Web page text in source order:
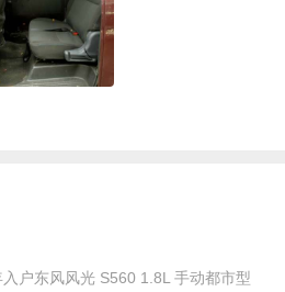
户东风风光 S560 1.8L 手动都市型